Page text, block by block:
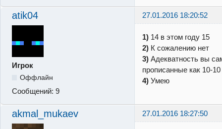
atik04 27.01.2016 18:20:52
Игрок
Оффлайн
Сообщений: 9
1) 14 в этом году 15
2) К сожалению нет
3) Адекватность вы
прописанные как 10-
4) Умею
akmal_mukaev 27.01.2016 18:27:50